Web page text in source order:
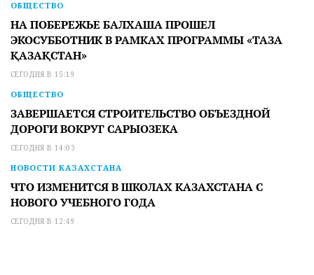
ОБЩЕСТВО
НА ПОБЕРЕЖЬЕ БАЛХАША ПРОШЕЛ
ЭКОСУББОТНИК В РАМКАХ ПРОГРАММЫ «ТАЗА
ҚАЗАҚСТАН»
СЕГОДНЯ В 15:19
ОБЩЕСТВО
ЗАВЕРШАЕТСЯ СТРОИТЕЛЬСТВО ОБЪЕЗДНОЙ
ДОРОГИ ВОКРУГ САРЫОЗЕКА
СЕГОДНЯ В 14:03
НОВОСТИ КАЗАХСТАНА
ЧТО ИЗМЕНИТСЯ В ШКОЛАХ КАЗАХСТАНА С
НОВОГО УЧЕБНОГО ГОДА
СЕГОДНЯ В 12:49